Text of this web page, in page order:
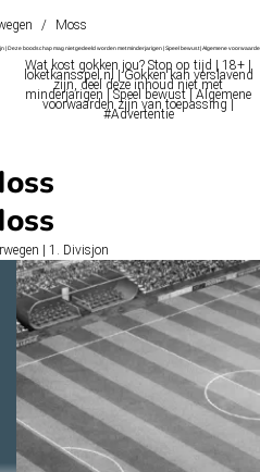
/ Moss
| Deze boodschap mag niet gedeeld worden met minderjarigen | Speel bewust | Algemene
Wat kost gokken jou? Stop op tijd | 18+ |
loketkansspel.nl | Gokken kan verslavend
zijn, deel deze inhoud niet met
minderjarigen | Speel bewust | Algemene
voorwaarden zijn van toepassing |
#Advertentie
| 1. Divisjon